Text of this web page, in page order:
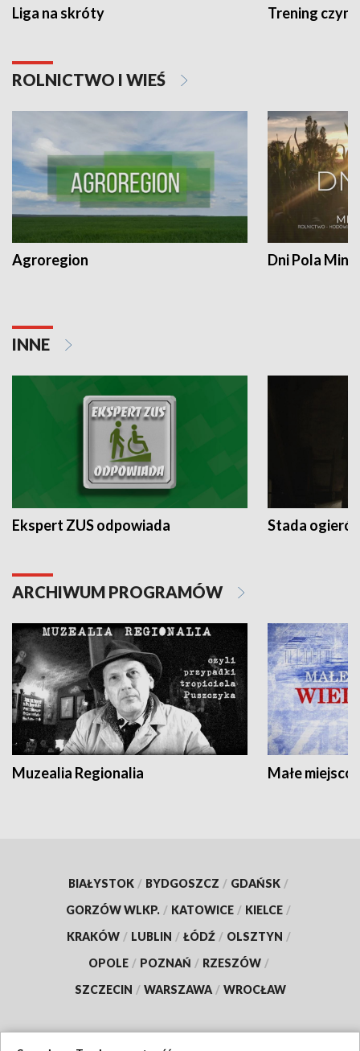
Liga na skróty Trening czyni
ROLNICTWO I WIEŚ
Agroregion Dni Pola
INNE
Ekspert ZUS odpowiada Stada
ARCHIWUM PROGRAMÓW
Muzealia Regionalia Małe
BIAŁYSTOK / BYDGOSZCZ / GDAŃSK /
GORZÓW WLKP. / KATOWICE / KIELCE /
KRAKÓW / LUBLIN / ŁÓDŹ / OLSZTYN /
OPOLE / POZNAŃ / RZESZÓW /
SZCZECIN / WARSZAWA / WROCŁAW